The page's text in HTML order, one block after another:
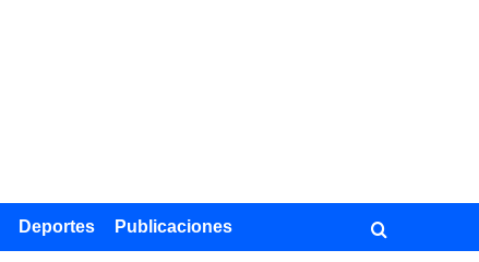
Deportes Publicaciones